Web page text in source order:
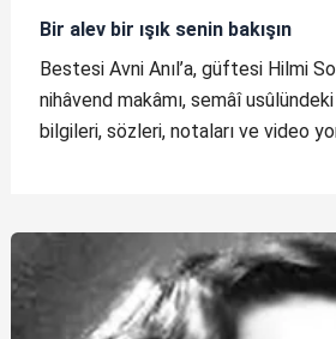
Bir alev bir ışık senin bakışın
Bestesi Avni Anıl’a, güftesi Hilmi
nihâvend makâmı, semâî usûlündeki
bilgileri, sözleri, notaları ve video